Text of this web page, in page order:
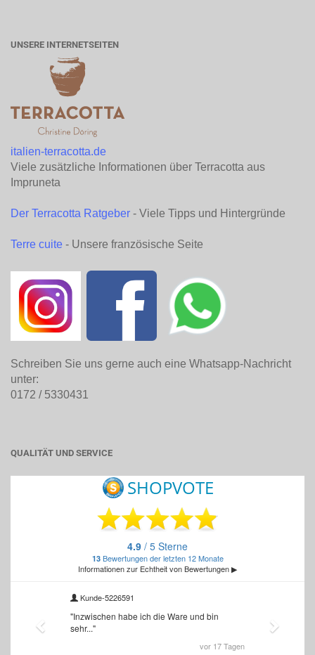
UNSERE INTERNETSEITEN
italien-terracotta.de
Viele zusätzliche Informationen über Terracotta aus
Impruneta
Der Terracotta Ratgeber - Viele Tipps und Hintergründe
Terre cuite - Unsere französische Seite
Schreiben Sie uns gerne auch eine Whatsapp-Nachricht
unter:
0172 / 5330431
QUALITÄT UND SERVICE